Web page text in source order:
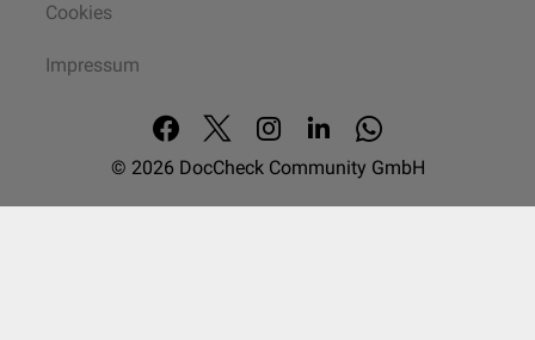
Cookies
Impressum
© 2026 DocCheck Community GmbH